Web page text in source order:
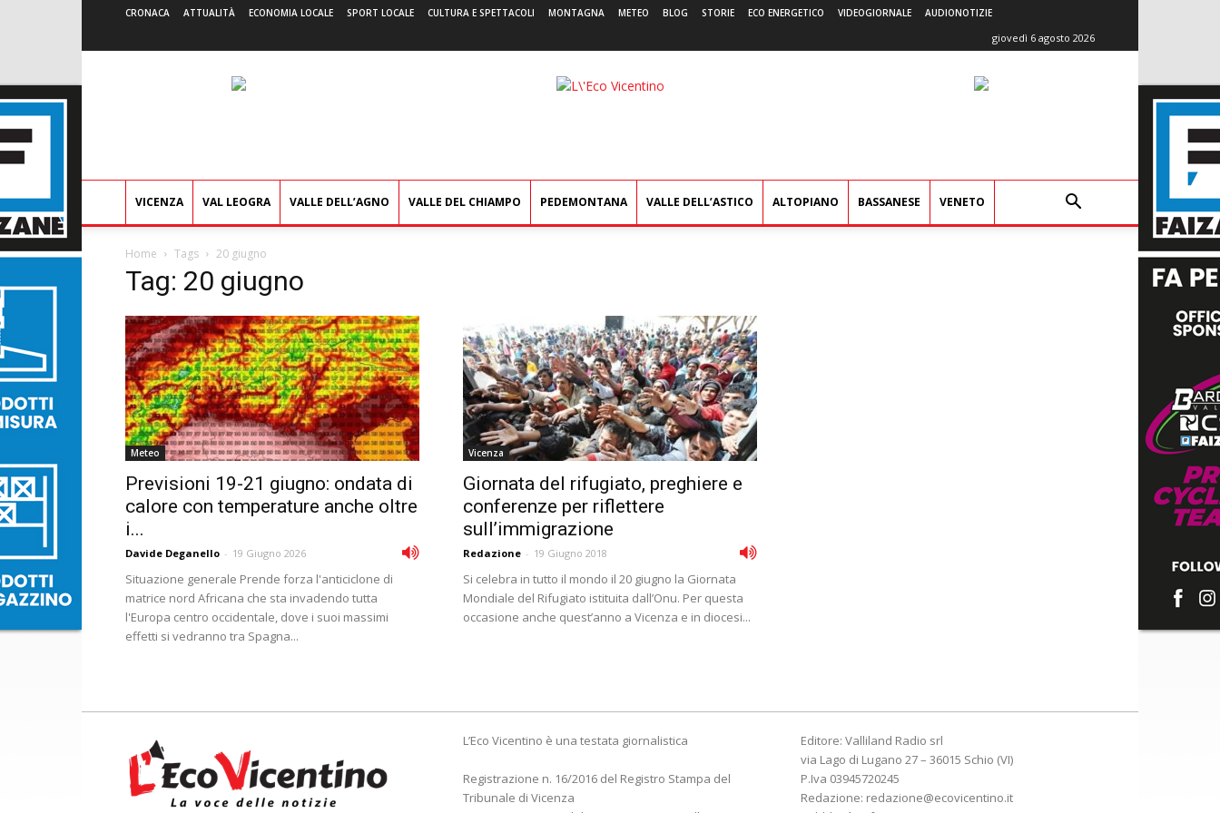
CRONACA ATTUALITÀ ECONOMIA LOCALE SPORT LOCALE CULTURA E SPETTACOLI MONTAGNA METEO BLOG STORIE ECO ENERGETICO VIDEOGIORNALE AUDIONOTIZIE
giovedì 6 agosto 2026
L'Eco
VICENZA VAL LEOGRA VALLE DELL’AGNO VALLE DEL CHIAMPO PEDEMONTANA VALLE DELL’ASTICO ALTOPIANO BASSANESE VENETO
Home Tags 20 giugno
Tag: 20 giugno
Meteo
Previsioni 19-21 giugno: ondata di
calore con temperature anche oltre
i...
Davide Deganello - 19 Giugno 2026
Situazione generale Prende forza l'anticiclone di
matrice nord Africana che sta invadendo tutta
l'Europa centro occidentale, dove i suoi massimi
effetti si vedranno tra Spagna...
Vicenza
Giornata del rifugiato, preghiere e
conferenze per riflettere
sull’immigrazione
Redazione - 19 Giugno 2018
Si celebra in tutto il mondo il 20 giugno la Giornata
Mondiale del Rifugiato istituita dall’Onu. Per questa
occasione anche quest’anno a Vicenza e in diocesi...
L’Eco Vicentino è una testata giornalistica
Registrazione n. 16/2016 del Registro Stampa del
Tribunale di Vicenza
Editore: Valliland Radio srl
via Lago di Lugano 27 – 36015 Schio (VI)
P.Iva 03945720245
Redazione: redazione@ecovicentino.it